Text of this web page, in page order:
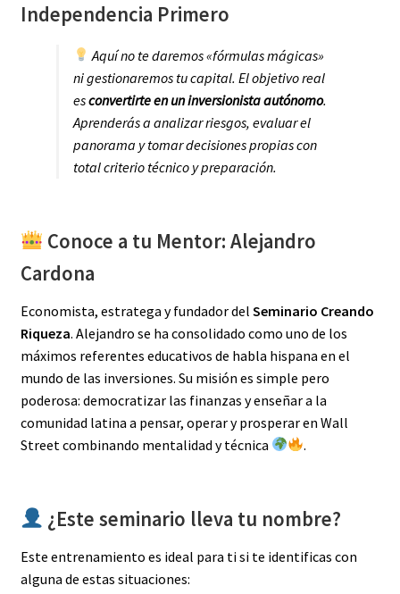
Independencia Primero
Aquí no te daremos «fórmulas mágicas»
ni gestionaremos tu capital. El objetivo real
esconvertirte en un inversionista autónomo.
Aprenderás a analizar riesgos, evaluar el
panorama y tomar decisiones propias con
total criterio técnico y preparación.
Conoce a tu Mentor: Alejandro
Cardona
Economista, estratega y fundador del Seminario Creando
Riqueza. Alejandro se ha consolidado como uno de los
máximos referentes educativos de habla hispana en el
mundo de las inversiones. Su misión es simple pero
poderosa: democratizar las finanzas y enseñar a la
comunidad latina a pensar, operar y prosperar en Wall
Street combinando mentalidad y técnica
.
¿Este seminario lleva tu nombre?
Este entrenamiento es ideal para ti si te identificas con
alguna de estas situaciones: